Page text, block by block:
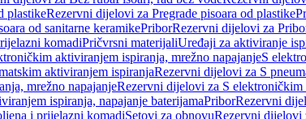
plastikeRezervni dijelovi za Pregrade pisoara od plastike
od sanitarne keramikePriborRezervni dijelovi za
komadiPričvrsni materijaliUređaji za aktiviranje
aktiviranjem ispiranja, mrežno napajanjeS
aktiviranjem ispiranjaRezervni dijelovi za S
mrežno napajanjeRezervni dijelovi za S
ispiranja, napajanje baterijamaPriborRezervni
i prijelazni komadiSetovi za obnovuRezervni dijelovi